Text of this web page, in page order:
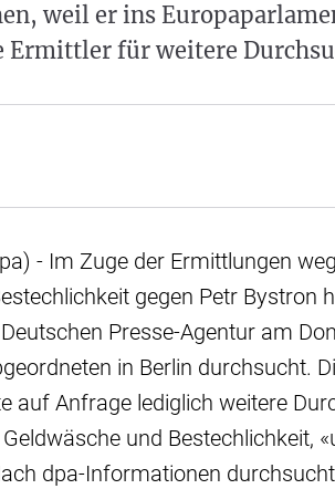
weil er ins
Ermittler für weitere
- Im Zuge der Ermittlungen
gegen Petr Bystron
Presse-Agentur am
in Berlin durchsucht.
auf Anfrage lediglich weitere
und Bestechlichkeit,
dpa-Informationen